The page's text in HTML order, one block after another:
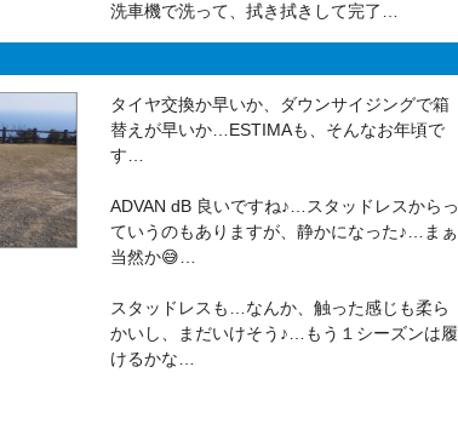
洗車機で洗って、拭き拭きして完了…
タイヤ交換か早いか、ダウンサイジングで箱
替えが早いか…ESTIMAも、そんなお年頃で
す…
ADVAN dB 良いですね♪…スタッドレスからっ
ていうのもありますが、静かになった♪…まぁ
当然か😅…
スタッドレスも…なんか、触った感じも柔ら
かいし、まだいけそう♪…もう１シーズンは履
けるかな…